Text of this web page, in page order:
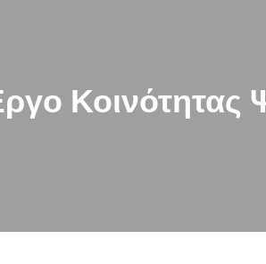
Κοινότητας